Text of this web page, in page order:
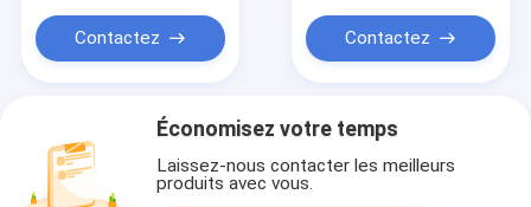
Contactez Contactez
Économisez votre temps
Laissez-nous contacter les meilleurs
produits avec vous.